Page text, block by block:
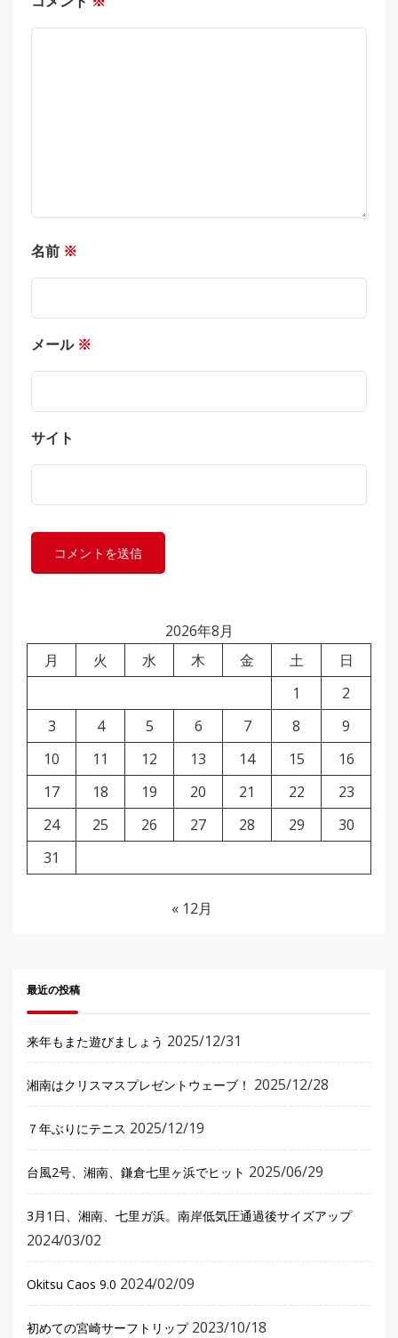
名前 ※
メール ※
サイト
2026年8月
月
火 水 木 金 土
日
1
2
3
4 5 6 7 8
9
10
11 12 13 14 15
16
17
18 19 20 21 22
23
24
25 26 27 28 29
30
31
« 12月
最近の投稿
来年もまた遊びましょう 2025/12/31
湘南はクリスマスプレゼントウェーブ！ 2025/12/28
７年ぶりにテニス 2025/12/19
台風2号、湘南、鎌倉七里ヶ浜でヒット 2025/06/29
3月1日、湘南、七里ガ浜。南岸低気圧通過後サイズアップ
2024/03/02
Okitsu Caos 9.0 2024/02/09
初めての宮崎サーフトリップ 2023/10/18